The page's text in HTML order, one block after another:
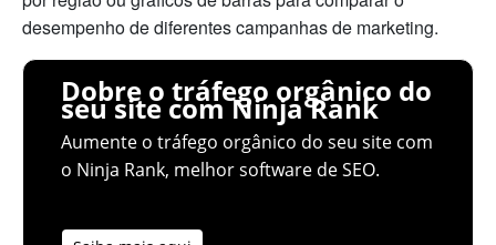
desempenho de diferentes campanhas de marketing.
Dobre o tráfego orgânico do
seu site com Ninja Rank
Aumente o tráfego orgânico do seu site com
o Ninja Rank, melhor software de SEO.